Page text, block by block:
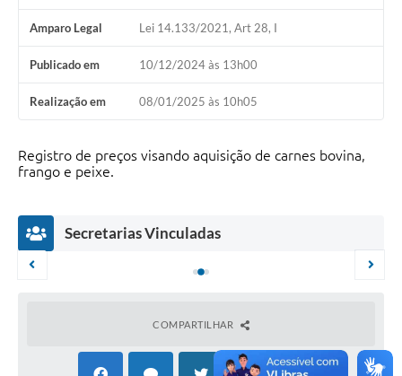
Amparo Legal Lei 14.133/2021, Art 28, I
Publicado em 10/12/2024 às 13h00
Realização em 08/01/2025 às 10h05
Registro de preços visando aquisição de carnes bovina,
frango e peixe.
Secretarias Vinculadas
COMPARTILHAR